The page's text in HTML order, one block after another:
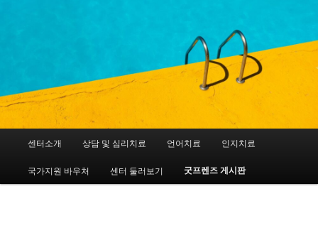
뉴
첫
번
센터소개 상담 및 심리치료 언어치료 인지치료
국가지원 바우처 센터 둘러보기 굿프렌즈 게시판